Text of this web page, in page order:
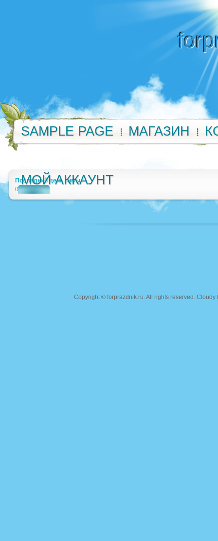
SAMPLE PAGE МАГАЗИН
МОЙ АККАУНТ
Последний день зимы
0
Copyright © forprazdnik.ru. All rights reserved.